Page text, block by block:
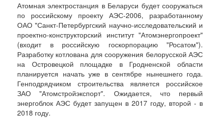
Атомная электростанция в Беларуси будет сооружаться
по российскому проекту АЭС-2006, разработанному
ОАО "Санкт-Петербургский научно-исследовательский и
проектно-конструкторский институт "Атомэнергопроект"
(входит в российскую госкорпорацию "Росатом").
Разработку котлована для сооружения белорусской АЭС
на Островецкой площадке в Гродненской области
планируется начать уже в сентябре нынешнего года.
Генподрядчиком строительства является российское
ЗАО "Атомстройэкспорт". Ожидается, что первый
энергоблок АЭС будет запущен в 2017 году, второй - в
2018 году.